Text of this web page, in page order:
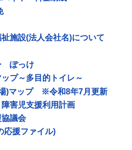
施設(法人会社名)について
ぽっけ
プ～多目的トイレ～
)マップ ※令和8年7月更新
害児支援利用計画
議会
応援ファイル)